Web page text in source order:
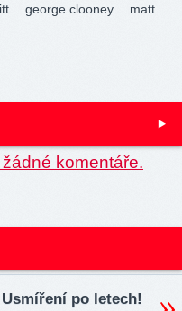
george clooney
matt
komentáře.
po letech!